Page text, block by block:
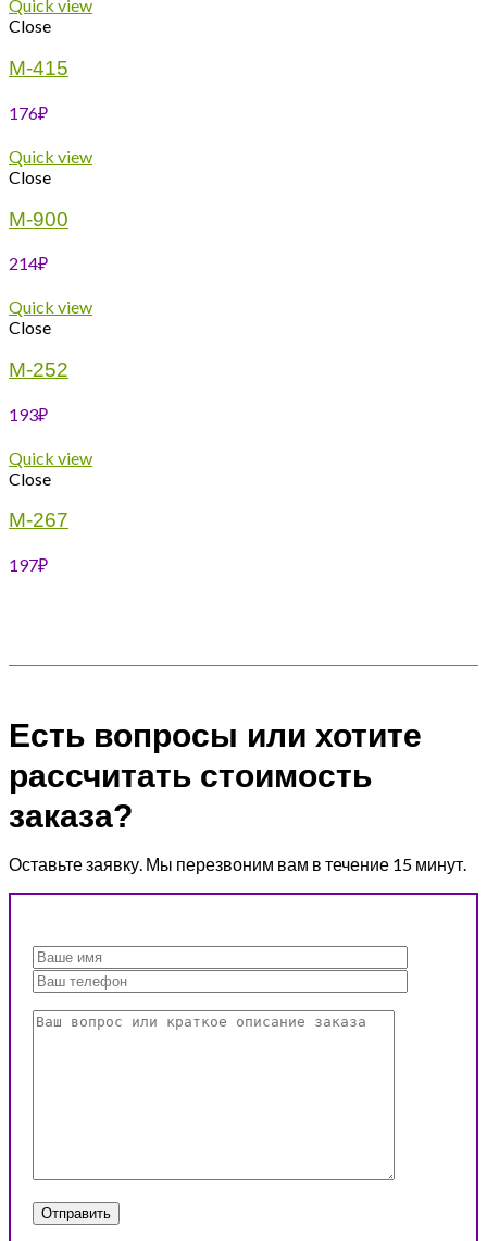
Quick view
Close
М-415
176₽
Quick view
Close
М-900
214₽
Quick view
Close
М-252
193₽
Quick view
Close
М-267
197₽
Есть вопросы или хотите
рассчитать стоимость
заказа?
Оставьте заявку. Мы перезвоним вам в течение 15 минут.